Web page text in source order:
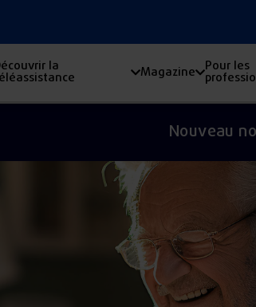
la Magazine Pour les
Nouveau nom,